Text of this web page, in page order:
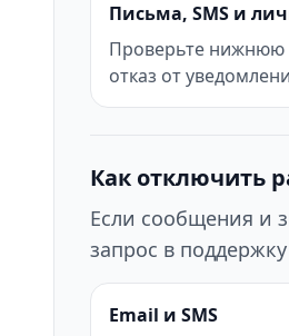
Письма, SMS и
Проверьте нижнюю
отказ от
Как отключить
Если сообщения и
запрос в
Email и SMS